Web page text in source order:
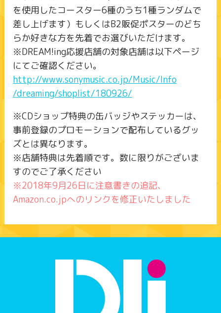
を使用したコースター6種のうち1種ランダムで
差し上げます）もしくはB2販促ポスターのどち
らか好きな方を先着でお選びいただけます。
※DREAM!ing応援店舗の対象店舗は以下ページ
にてご確認ください。
http://www.sonymusic.co.jp/Music/Info
/dreaming/shoplist/180926/
※CDショップ特典の缶バッジやステッカーは、
事前登録のプロモーションで配布しているグッ
ズとは異なります。
※店舗特典は先着順です。数に限りがございま
すのでご了承ください
※2018年9月26日に注意書きの追記、
Amazon.co.jpへのリンクを修正いたしました